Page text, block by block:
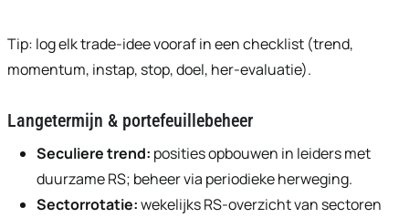
Tip: log elk trade-idee vooraf in een checklist (trend,
momentum, instap, stop, doel, her-evaluatie).
Langetermijn & portefeuillebeheer
Seculiere trend: posities opbouwen in leiders met
duurzame RS; beheer via periodieke herweging.
Sectorrotatie:wekelijks RS-overzicht van sectoren